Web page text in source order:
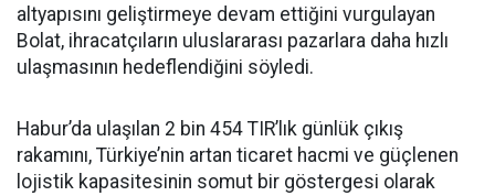
altyapısını geliştirmeye devam ettiğini vurgulayan
Bolat, ihracatçıların uluslararası pazarlara daha hızlı
ulaşmasının hedeflendiğini söyledi.
Habur’da ulaşılan 2 bin 454 TIR’lık günlük çıkış
rakamını, Türkiye’nin artan ticaret hacmi ve güçlenen
lojistik kapasitesinin somut bir göstergesi olarak